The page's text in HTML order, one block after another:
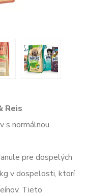
Reis
s normálnou
pre dospelých
v dospelosti, ktorí
Tieto